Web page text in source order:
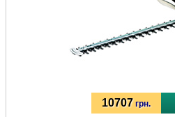
10707грн.